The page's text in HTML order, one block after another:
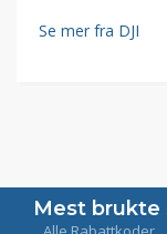
Se mer fra DJI
Mest brukte